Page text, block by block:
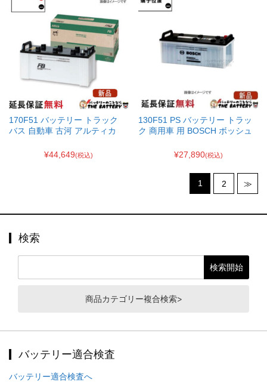
170F51 バッテリー トラック
バス 自動車 古河 アルティカ
¥44,649(税込)
130F51 PS バッテリー トラッ
ク 商用車 用 BOSCH ボッシュ
¥27,890(税込)
1 2 ≫
検索
商品カテゴリー複合検索>
バッテリー適合検査
バッテリー適合検査へ